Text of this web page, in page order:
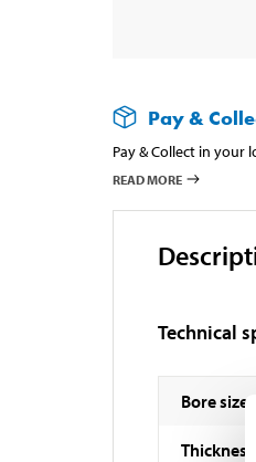
Pay &
Pay & Collect in
READ MORE
Technical
Bore size
Thickness